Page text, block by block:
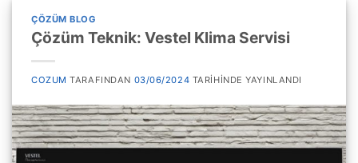
ÇÖZÜM BLOG
Çözüm Teknik: Vestel Klima Servisi
COZUM TARAFINDAN 03/06/2024 TARIHINDE YAYINLANDI